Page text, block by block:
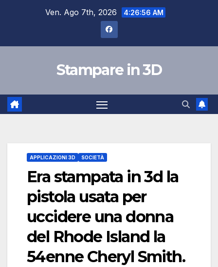
Ven. Ago 7th, 2026 4:26:57 AM
Stampare in 3D
APPLICAZIONI 3D SOCIETÀ
Era stampata in 3d la
pistola usata per
uccidere una donna
del Rhode Island la
54enne Cheryl Smith.